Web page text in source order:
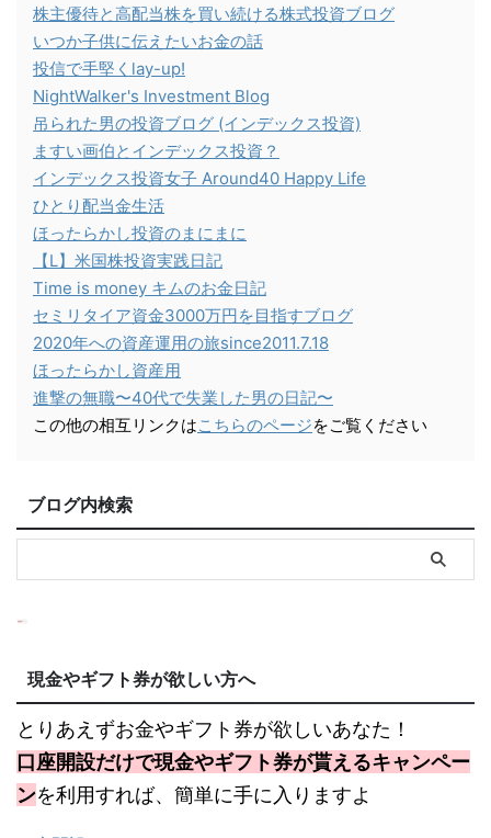
株主優待と高配当株を買い続ける株式投資ブログ
いつか子供に伝えたいお金の話
投信で手堅くlay-up!
NightWalker's Investment Blog
吊られた男の投資ブログ (インデックス投資)
ますい画伯とインデックス投資？
インデックス投資女子 Around40 Happy Life
ひとり配当金生活
ほったらかし投資のまにまに
【L】米国株投資実践日記
Time is money キムのお金日記
セミリタイア資金3000万円を目指すブログ
2020年への資産運用の旅since2011.7.18
ほったらかし資産用
進撃の無職〜40代で失業した男の日記〜
この他の相互リンクはこちらのページをご覧ください
ブログ内検索
現金やギフト券が欲しい方へ
とりあえずお金やギフト券が欲しいあなた！
口座開設だけで現金やギフト券が貰えるキャンペー
ンを利用すれば、簡単に手に入りますよ